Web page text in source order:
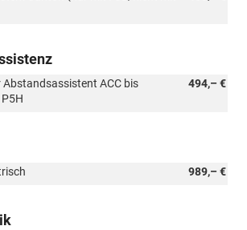
494,– €
Abstandsassistent ACC bis
989,– €